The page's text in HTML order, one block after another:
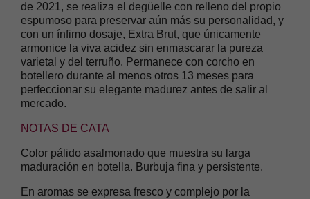
de 2021, se realiza el degüelle con relleno del propio
espumoso para preservar aún más su personalidad, y
con un ínfimo dosaje, Extra Brut, que únicamente
armonice la viva acidez sin enmascarar la pureza
varietal y del terruño. Permanece con corcho en
botellero durante al menos otros 13 meses para
perfeccionar su elegante madurez antes de salir al
mercado.
NOTAS DE CATA
Color pálido asalmonado que muestra su larga
maduración en botella. Burbuja fina y persistente.
En aromas se expresa fresco y complejo por la